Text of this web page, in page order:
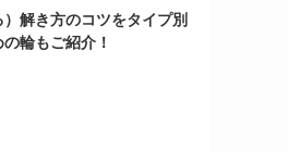
解き方のコツをタイプ別
輪もご紹介！